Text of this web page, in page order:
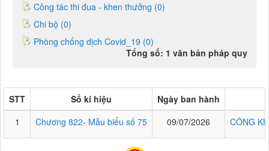
Công tác thi đua - khen thưởng (0)
Chi bộ (0)
Phòng chống dịch Covid_19 (0)
Tổng số: 1 văn bản pháp quy
STT Số kí hiệu
Ngày ban hành
1
Chương 822- Mẫu biểu số 75 09/07/2026 CÔNG